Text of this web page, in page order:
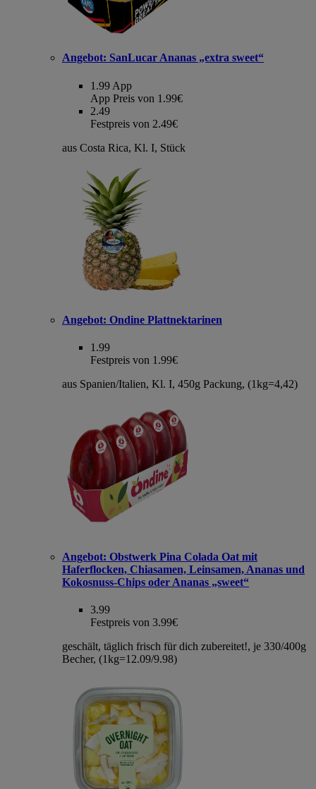
Angebot: SanLucar Ananas „extra sweet“
1.99 App
App Preis von 1.99€
2.49
Festpreis von 2.49€
aus Costa Rica, Kl. I, Stück
Angebot: Ondine Plattnektarinen
1.99
Festpreis von 1.99€
aus Spanien/Italien, Kl. I, 450g Packung, (1kg=4,42)
Angebot: Obstwerk Pina Colada Oat mit
Haferflocken, Chiasamen, Leinsamen, Ananas und
Kokosnuss-Chips oder Ananas „sweet“
3.99
Festpreis von 3.99€
geschält, täglich frisch für dich zubereitet!, je 330/400g
Becher, (1kg=12.09/9.98)